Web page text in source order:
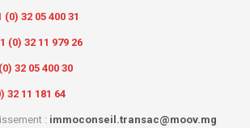
(0) 32 05 400 31
(0) 32 11 979 26
32 05 400 30
32 11 181 64
: immoconseil.transac@moov.mg